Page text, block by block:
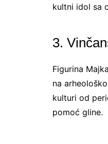
kultni idol sa
3.
Figurina
na
kulturi od
pomoć gline.